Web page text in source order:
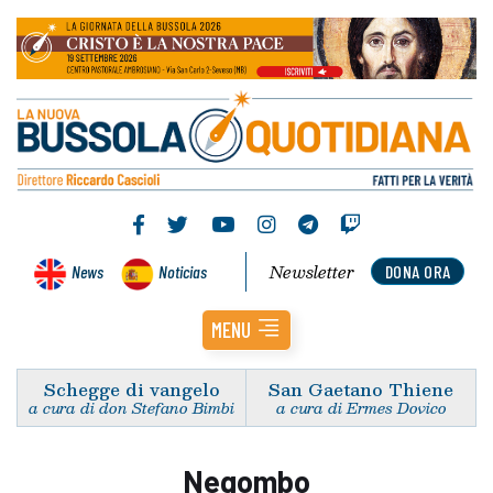
News Noticias DONA ORA
Newsletter
MENU
Schegge di vangelo
a cura di don Stefano Bimbi
San Gaetano Thiene
a cura di Ermes Dovico
Negombo